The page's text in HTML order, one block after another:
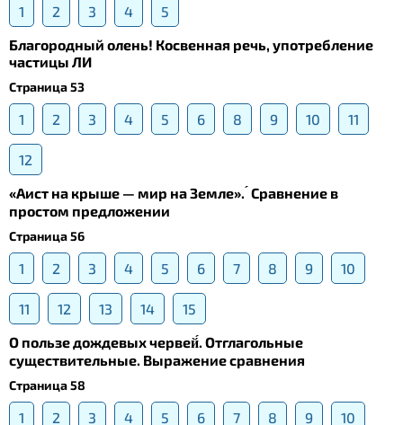
1 2 3 4
5
Благородный олень! Косвенная речь, употребление
частицы ЛИ
Страница 53
1 2 3 4 5 6 8 9 10 11
12
«Аист на крыше — мир на Земле». ́ Сравнение в
простом предложении
Страница 56
1 2 3 4 5 6 7 8 9 10
11 12 13 14
15
О пользе дождевых червей́. Отглагольные
существительные. Выражение сравнения
Страница 58
1 2 3 4 5 6 7 8 9 10